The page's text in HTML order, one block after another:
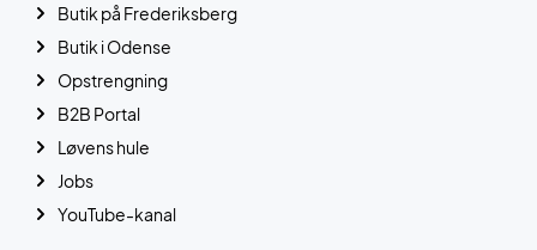
Butik på Frederiksberg
Butik i Odense
Opstrengning
B2B Portal
Løvens hule
Jobs
YouTube-kanal